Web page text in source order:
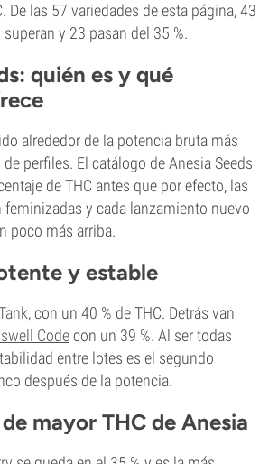
De las 57 variedades de esta página, 43
y 23 pasan del 35 %.
quién es y qué
alrededor de la potencia bruta más
perfiles. El catálogo de Anesia Seeds
de THC antes que por efecto, las
feminizadas y cada lanzamiento nuevo
poco más arriba.
y estable
, con un 40 % de THC. Detrás van
Codecon un 39 %. Al ser todas
entre lotes es el segundo
después de la potencia.
mayor THC de Anesia